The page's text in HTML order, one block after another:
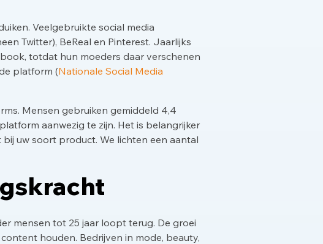
Veelgebruikte social media
Twitter), BeReal en Pinterest. Jaarlijks
totdat hun moeders daar verschenen
platform (Nationale Social Media
Mensen gebruiken gemiddeld 4,4
aanwezig te zijn. Het is belangrijker
uw soort product. We lichten een aantal
mensen tot 25 jaar loopt terug. De groei
houden. Bedrijven in mode, beauty,